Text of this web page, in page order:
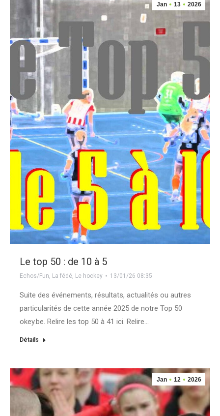
Jan 13 2026
Le top 50 : de 10 à 5
Echos/Fun, La fédé, Le hockey 13/01/26 08:35
Suite des événements, résultats, actualités ou autres
particularités de cette année 2025 de notre Top 50
okey.be. Relire les top 50 à 41 ici. Relire…
Détails
Jan 12 2026